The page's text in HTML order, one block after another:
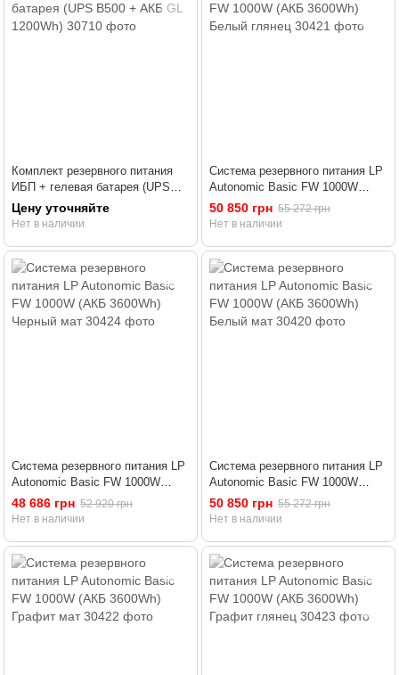
Комплект резервного питания
ИБП + гелевая батарея (UPS
B500 + АКБ GL 1200Wh)
Цену уточняйте
Нет в наличии
Система резервного питания LP
Autonomic Basic FW 1000W
(АКБ 3600Wh) Белый глянец
50 850 грн 55 272 грн
Нет в наличии
Система резервного питания LP
Autonomic Basic FW 1000W
(АКБ 3600Wh) Черный мат
48 686 грн 52 920 грн
Нет в наличии
Система резервного питания LP
Autonomic Basic FW 1000W
(АКБ 3600Wh) Белый мат
50 850 грн 55 272 грн
Нет в наличии